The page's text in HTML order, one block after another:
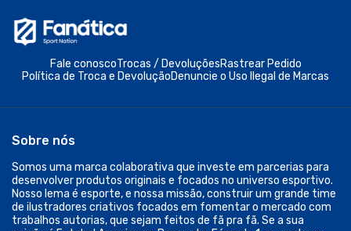
Fale conoscoTrocas / DevoluçõesRastrear Pedido
Política de Troca e DevoluçãoDenuncie o Uso Ilegal de Marcas
Sobre nós
Somos uma marca colaborativa que investe em parcerias para
desenvolver produtos originais e focados no universo esportivo.
Nosso lema é esporte, e nossa missão, construir um grande time
de ilustradores criativos focados em fomentar o mercado com
trabalhos autorias, que sejam feitos de fã pra fã. Se a sua